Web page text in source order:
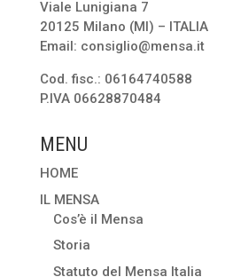
Viale Lunigiana 7
20125 Milano (MI) – ITALIA
Email: consiglio@mensa.it
Cod. fisc.: 06164740588
P.IVA 06628870484
MENU
HOME
IL MENSA
Cos’è il Mensa
Storia
Statuto del Mensa Italia